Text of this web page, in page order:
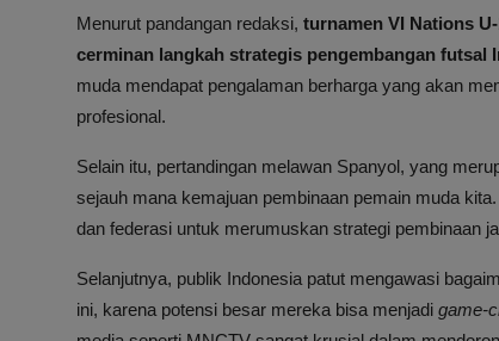
Menurut pandangan redaksi, turnamen VI Nations
cerminan langkah strategis pengembangan futsal
muda mendapat pengalaman berharga yang akan
profesional.
Selain itu, pertandingan melawan Spanyol, yang
sejauh mana kemajuan pembinaan pemain muda
dan federasi untuk merumuskan strategi pembinaan
Selanjutnya, publik Indonesia patut mengawasi
ini, karena potensi besar mereka bisa menjadi game-